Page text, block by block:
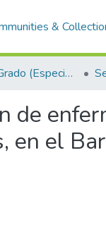
&
Trabajos de Grado (Especializaciones y Pregrados)
de
en el